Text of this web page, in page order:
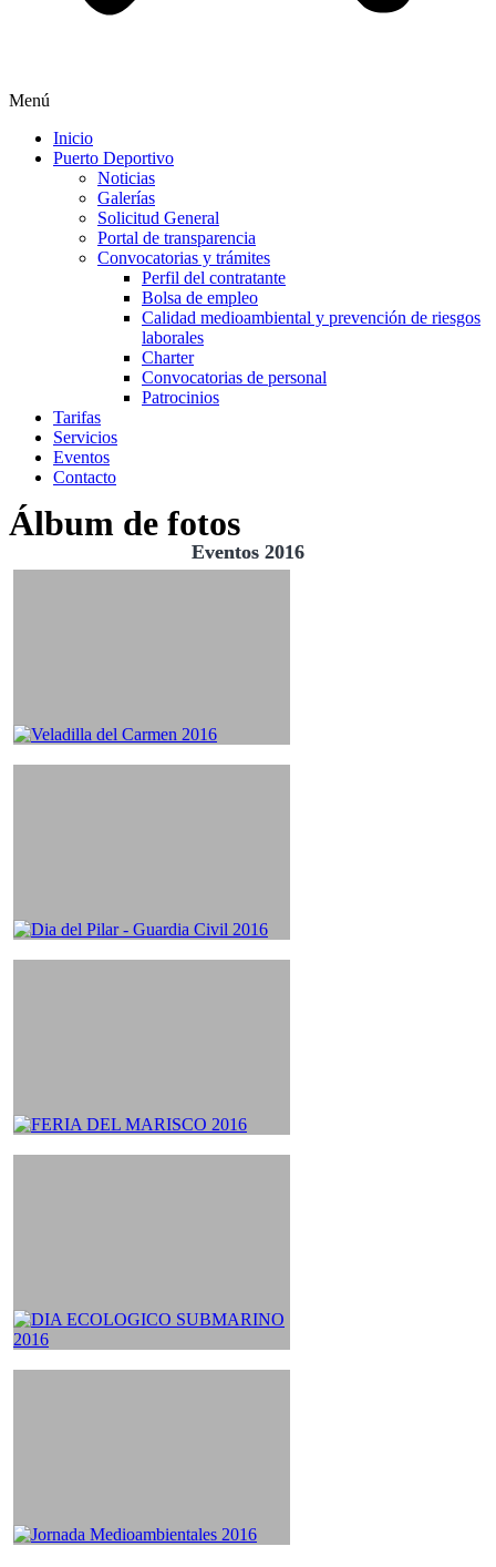
Menú
Inicio
Puerto Deportivo
Noticias
Galerías
Solicitud General
Portal de transparencia
Convocatorias y trámites
Perfil del contratante
Bolsa de empleo
Calidad medioambiental y prevención de riesgos
laborales
Charter
Convocatorias de personal
Patrocinios
Tarifas
Servicios
Eventos
Contacto
Álbum de fotos
Eventos 2016